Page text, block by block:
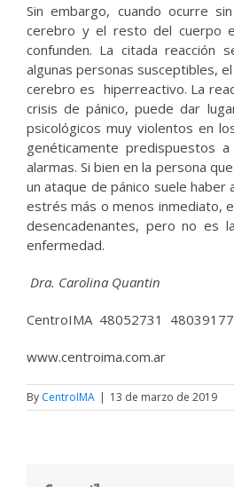
Sin embargo, cuando ocurre
cerebro y el resto del cuerpo
confunden. La citada reacción
algunas personas susceptibles,
cerebro es hiperreactivo. La
crisis de pánico, puede dar
psicológicos muy violentos en
genéticamente predispuestos
alarmas. Si bien en la persona
un ataque de pánico suele haber
estrés más o menos inmediato,
desencadenantes, pero no es
enfermedad.
Dra. Carolina Quantin
CentroIMA 48052731 48039177
www.centroima.com.ar
By CentroIMA | 13 de marzo de 2019